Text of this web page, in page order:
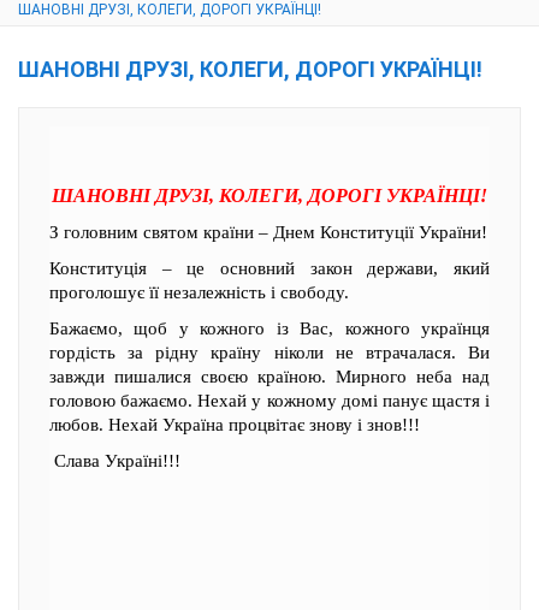
ШАНОВНІ ДРУЗІ, КОЛЕГИ, ДОРОГІ УКРАЇНЦІ!
ШАНОВНІ ДРУЗІ, КОЛЕГИ, ДОРОГІ УКРАЇНЦІ!
ШАНОВНІ ДРУЗІ, КОЛЕГИ, ДОРОГІ УКРАЇНЦІ!
З головним святом країни – Днем Конституції України!
Конституція – це основний закон держави, який
проголошує її незалежність і свободу.
Бажаємо, щоб у кожного із Вас, кожного українця
гордість за рідну країну ніколи не втрачалася. Ви
завжди пишалися своєю країною. Мирного неба над
головою бажаємо. Нехай у кожному домі панує щастя і
любов. Нехай Україна процвітає знову і знов!!!
Слава Україні!!!